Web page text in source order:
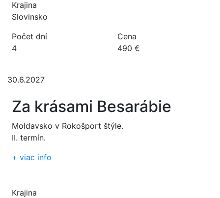
Krajina
Slovinsko
Počet dní
4
Cena
490 €
30.6.2027
Za krásami Besarábie
Moldavsko v Rokošport štýle.
II. termín.
+ viac info
Krajina